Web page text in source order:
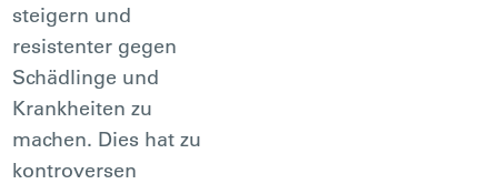
steigern und
resistenter gegen
Schädlinge und
Krankheiten zu
machen. Dies hat zu
kontroversen